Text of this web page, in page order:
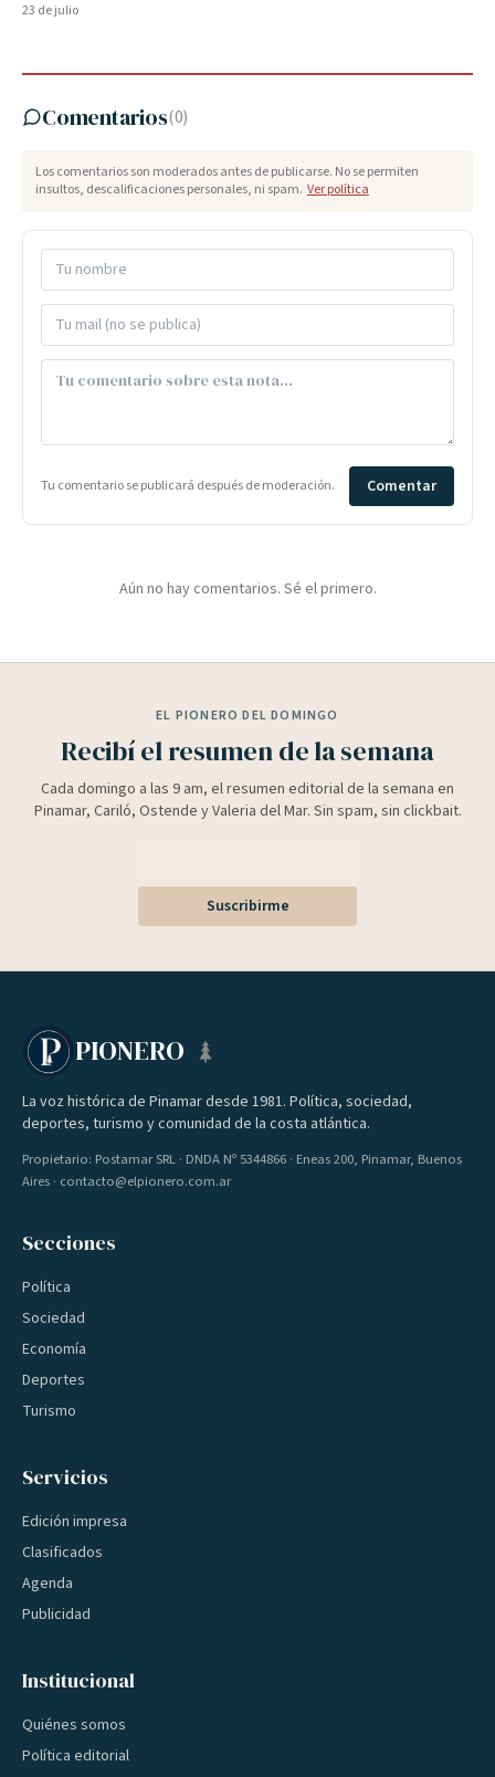
23 de julio
Comentarios(0)
Los comentarios son moderados antes de publicarse. No se permiten
insultos, descalificaciones personales, ni spam. Ver política
Tu comentario se publicará después de moderación. Comentar
Aún no hay comentarios. Sé el primero.
EL PIONERO DEL DOMINGO
Recibí el resumen de la semana
Cada domingo a las 9 am, el resumen editorial de la semana en
Pinamar, Cariló, Ostende y Valeria del Mar. Sin spam, sin clickbait.
Suscribirme
PIONERO
La voz histórica de Pinamar desde 1981. Política, sociedad,
deportes, turismo y comunidad de la costa atlántica.
Propietario: Postamar SRL · DNDA Nº 5344866 · Eneas 200, Pinamar, Buenos
Aires · contacto@elpionero.com.ar
Secciones
Política
Sociedad
Economía
Deportes
Turismo
Servicios
Edición impresa
Clasificados
Agenda
Publicidad
Institucional
Quiénes somos
Política editorial